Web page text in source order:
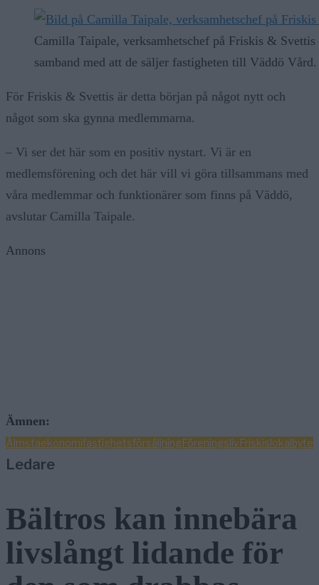
Camilla Taipale, verksamhetschef på Friskis &
samband med att de säljer fastigheten till Väddö Vård.
För Friskis & Svettis är detta början på något nytt och
något som ska gynna medlemmarna.
– Vi ser det här som en positiv nystart. Vi är en
medlemsförening och det här vill vi göra tillsammans med
våra medlemmar och funktionärer som finns på Väddö,
avslutar Camilla Taipale.
Annons
Ämnen:
ÄlmstaekonomifastighetsförsäljningFöreningslivFriskislokalbyte
Ledare
Bältros kan innebära
livslångt lidande för